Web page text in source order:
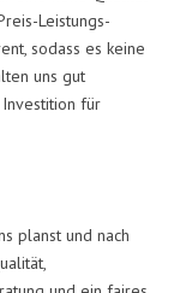
Leistungs-
sodass es keine
uns gut
für
planst und nach